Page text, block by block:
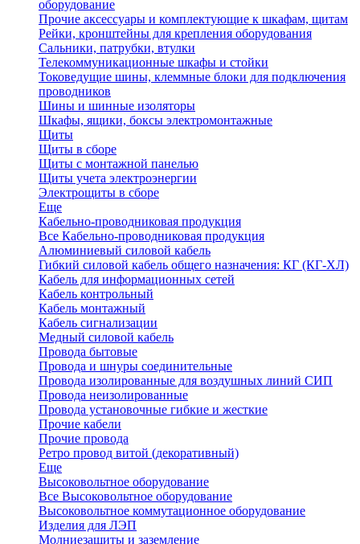
оборудование
Прочие аксессуары и комплектующие к шкафам, щитам
Рейки, кронштейны для крепления оборудования
Сальники, патрубки, втулки
Телекоммуникационные шкафы и стойки
Токоведущие шины, клеммные блоки для подключения
проводников
Шины и шинные изоляторы
Шкафы, ящики, боксы электромонтажные
Щиты
Щиты в сборе
Щиты с монтажной панелью
Щиты учета электроэнергии
Электрощиты в сборе
Еще
Кабельно-проводниковая продукция
Все Кабельно-проводниковая продукция
Алюминиевый силовой кабель
Гибкий силовой кабель общего назначения: КГ (КГ-ХЛ)
Кабель для информационных сетей
Кабель контрольный
Кабель монтажный
Кабель сигнализации
Медный силовой кабель
Провода бытовые
Провода и шнуры соединительные
Провода изолированные для воздушных линий СИП
Провода неизолированные
Провода установочные гибкие и жесткие
Прочие кабели
Прочие провода
Ретро провод витой (декоративный)
Еще
Высоковольтное оборудование
Все Высоковольтное оборудование
Высоковольтное коммутационное оборудование
Изделия для ЛЭП
Молниезащиты и заземление